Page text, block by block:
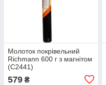
Молоток покрівельний
Richmann 600 г з магнітом
(C2441)
579 ₴